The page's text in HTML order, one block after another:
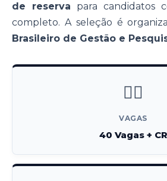
de reserva para candidatos
completo. A seleção é
Brasileiro de Gestão e
👮‍♂️
VAGAS
40 Vagas + CR